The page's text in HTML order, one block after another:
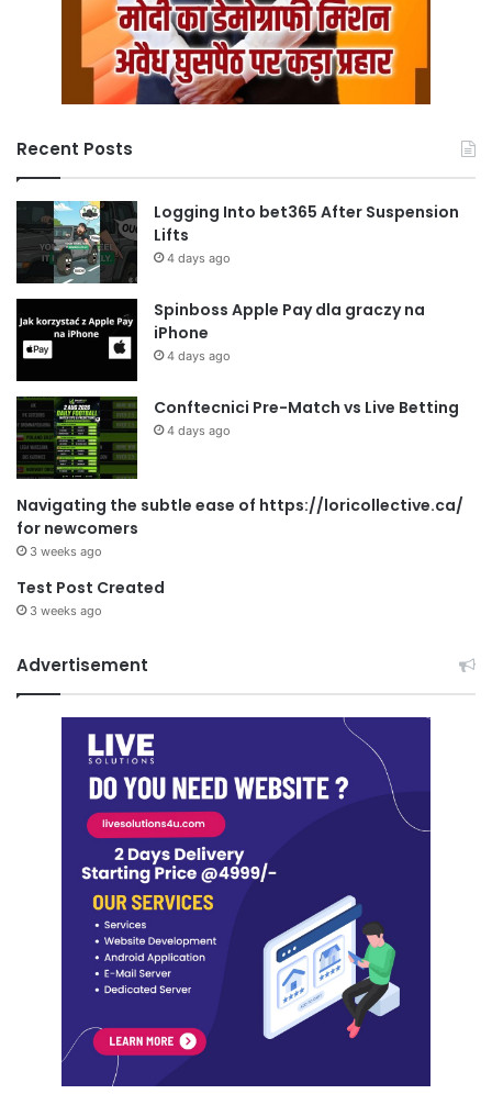
Recent Posts
Logging Into bet365 After Suspension
Lifts
4 days ago
Spinboss Apple Pay dla graczy na
iPhone
4 days ago
Conftecnici Pre-Match vs Live Betting
4 days ago
Navigating the subtle ease of https://loricollective.ca/
for newcomers
3 weeks ago
Test Post Created
3 weeks ago
Advertisement